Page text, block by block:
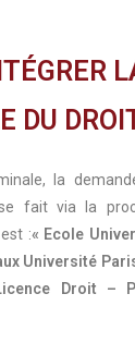
DU
la
fait via la
:« Ecole
Université
Droit –